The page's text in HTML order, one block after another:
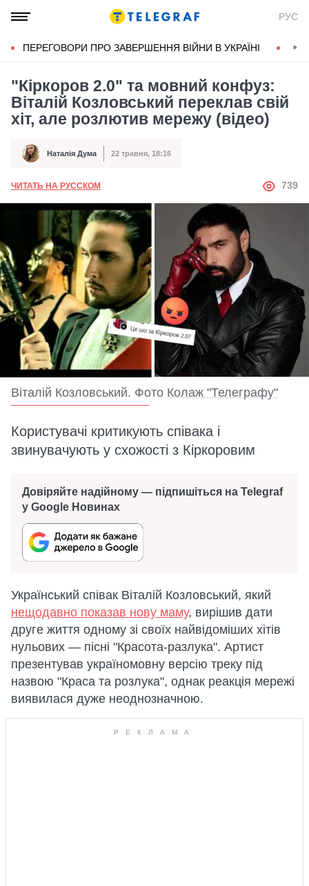
РУС
ПЕРЕГОВОРИ ПРО ЗАВЕРШЕННЯ ВІЙНИ В УКРАЇНІ
"Кіркоров 2.0" та мовний конфуз:
Віталій Козловський переклав свій
хіт, але розлютив мережу (відео)
Автор Наталія Дума
Дата публікації 22 травня, 18:16
ЧИТАТЬ НА РУССКОМ АВТОР
739
Віталій Козловський. Фото Колаж "Телеграфу"
Користувачі критикують співака і
звинувачують у схожості з Кіркоровим
Довіряйте надійному — підпишіться на Telegraf
у Google Новинах
Український співак Віталій Козловський, який
нещодавно показав нову маму, вирішив дати
друге життя одному зі своїх найвідоміших хітів
нульових — пісні "Красота-разлука". Артист
презентував україномовну версію треку під
назвою "Краса та розлука", однак реакція мережі
виявилася дуже неоднозначною.